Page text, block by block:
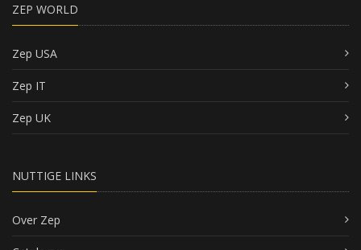
ZEP WORLD
Zep USA
Zep IT
Zep UK
NUTTIGE LINKS
Over Zep